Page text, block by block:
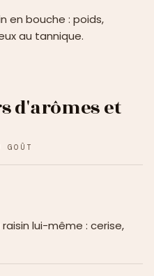
en bouche : poids,
au tannique.
d'arômes et
lui-même : cerise,